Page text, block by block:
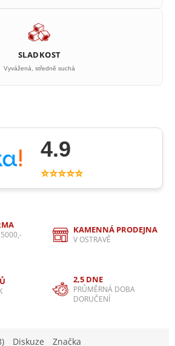
SLADKOST
Vyvážená, středně suchá
4.9
⭐⭐⭐⭐⭐
KAMENNÁ PRODEJNA
V OSTRAVĚ
2,5 DNE
PRŮMĚRNÁ DOBA
DORUČENÍ
Diskuze Značka